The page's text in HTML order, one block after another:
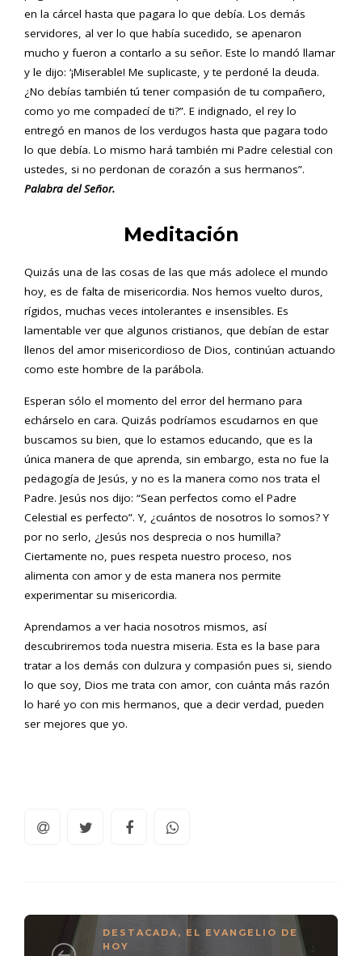
en la cárcel hasta que pagara lo que debía. Los demás
servidores, al ver lo que había sucedido, se apenaron
mucho y fueron a contarlo a su señor. Este lo mandó llamar
y le dijo: ‘¡Miserable! Me suplicaste, y te perdoné la deuda.
¿No debías también tú tener compasión de tu compañero,
como yo me compadecí de ti?”. E indignado, el rey lo
entregó en manos de los verdugos hasta que pagara todo
lo que debía. Lo mismo hará también mi Padre celestial con
ustedes, si no perdonan de corazón a sus hermanos”.
Palabra del Señor.
Meditación
Quizás una de las cosas de las que más adolece el mundo
hoy, es de falta de misericordia. Nos hemos vuelto duros,
rígidos, muchas veces intolerantes e insensibles. Es
lamentable ver que algunos cristianos, que debían de estar
llenos del amor misericordioso de Dios, continúan actuando
como este hombre de la parábola.
Esperan sólo el momento del error del hermano para
echárselo en cara. Quizás podríamos escudarnos en que
buscamos su bien, que lo estamos educando, que es la
única manera de que aprenda, sin embargo, esta no fue la
pedagogía de Jesús, y no es la manera como nos trata el
Padre. Jesús nos dijo: “Sean perfectos como el Padre
Celestial es perfecto”. Y, ¿cuántos de nosotros lo somos? Y
por no serlo, ¿Jesús nos desprecia o nos humilla?
Ciertamente no, pues respeta nuestro proceso, nos
alimenta con amor y de esta manera nos permite
experimentar su misericordia.
Aprendamos a ver hacia nosotros mismos, así
descubriremos toda nuestra miseria. Esta es la base para
tratar a los demás con dulzura y compasión pues si, siendo
lo que soy, Dios me trata con amor, con cuánta más razón
lo haré yo con mis hermanos, que a decir verdad, pueden
ser mejores que yo.
DESTACADA , EL EVANGELIO DE
HOY